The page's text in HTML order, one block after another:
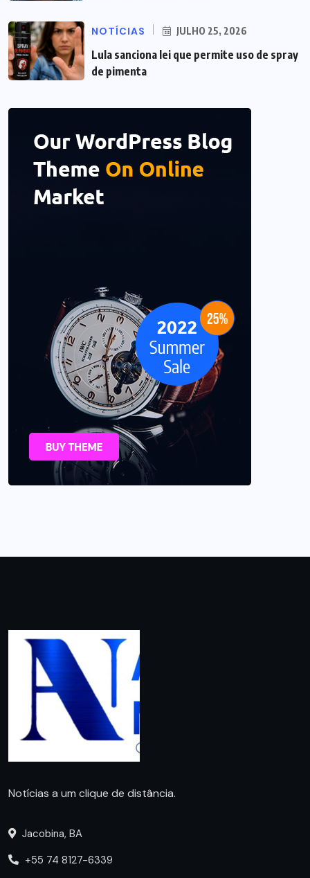
NOTÍCIAS JULHO 25, 2026
Lula sanciona lei que permite uso de spray
de pimenta
Notícias a um clique de distância.
Jacobina, BA
+55 74 8127-6339